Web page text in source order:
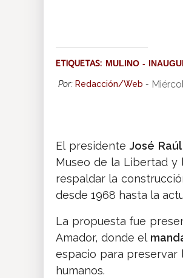
ETIQUETAS: MULINO
Por: Redacción/Web -
El presidente José
Museo de la Libertad y
respaldar la
desde 1968 hasta la
La propuesta fue
Amador, donde el
espacio para preservar
humanos.